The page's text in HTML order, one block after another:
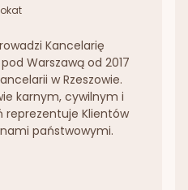
Kancelarię
Warszawą od 2017
w Rzeszowie.
karnym, cywilnym i
reprezentuje Klientów
państwowymi.